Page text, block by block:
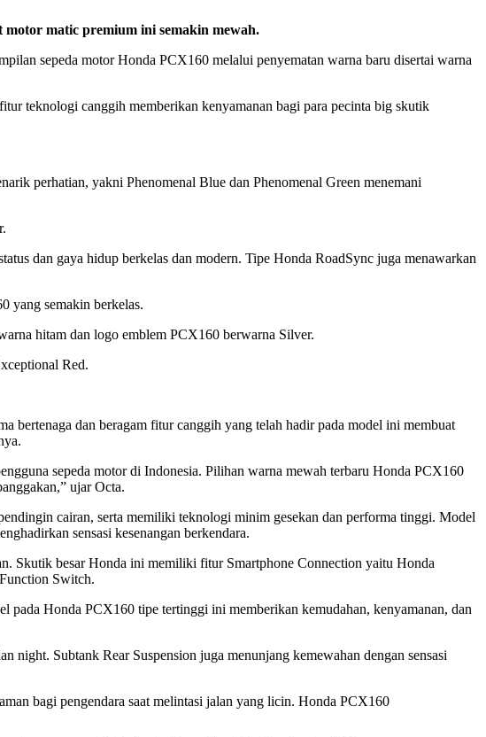
matic premium ini semakin mewah.
sepeda motor Honda PCX160 melalui penyematan warna baru disertai warna
teknologi canggih memberikan kenyamanan bagi para pecinta big skutik
perhatian, yakni Phenomenal Blue dan Phenomenal Green menemani
dan gaya hidup berkelas dan modern. Tipe Honda RoadSync juga menawarkan
yang semakin berkelas.
hitam dan logo emblem PCX160 berwarna Silver.
Red.
dan beragam fitur canggih yang telah hadir pada model ini membuat
sepeda motor di Indonesia. Pilihan warna mewah terbaru Honda PCX160
ujar Octa.
cairan, serta memiliki teknologi minim gesekan dan performa tinggi. Model
sensasi kesenangan berkendara.
Skutik besar Honda ini memiliki fitur Smartphone Connection yaitu Honda
Switch.
pada Honda PCX160 tipe tertinggi ini memberikan kemudahan, kenyamanan, dan
night. Subtank Rear Suspension juga menunjang kemewahan dengan sensasi
bagi pengendara saat melintasi jalan yang licin. Honda PCX160